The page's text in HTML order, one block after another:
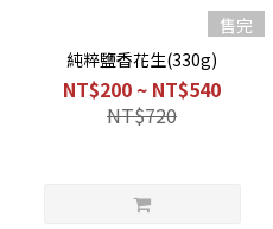
售完
純粹鹽香花生(330g)
NT$200 ~ NT$540
NT$720